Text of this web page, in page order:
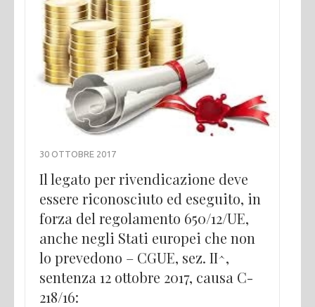
30 OTTOBRE 2017
Il legato per rivendicazione deve
essere riconosciuto ed eseguito, in
forza del regolamento 650/12/UE,
anche negli Stati europei che non
lo prevedono – CGUE, sez. II^,
sentenza 12 ottobre 2017, causa C-
218/16: